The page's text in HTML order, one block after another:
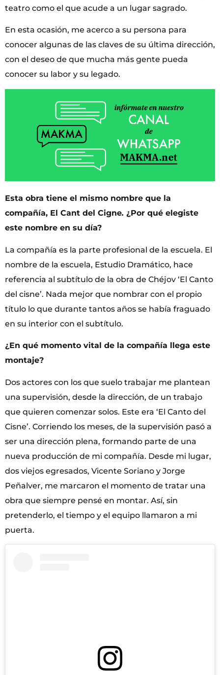
teatro como el que acude a un lugar sagrado.
En esta ocasión, me acerco a su persona para
conocer algunas de las claves de su última dirección,
con el deseo de que mucha más gente pueda
conocer su labor y su legado.
Esta obra tiene el mismo nombre que la
compañía, El Cant del Cigne. ¿Por qué elegiste
este nombre en su día?
La compañía es la parte profesional de la escuela. El
nombre de la escuela, Estudio Dramático, hace
referencia al subtítulo de la obra de Chéjov ‘El Canto
del cisne’. Nada mejor que nombrar con el propio
título lo que durante tantos años se había fraguado
en su interior con el subtítulo.
¿En qué momento vital de la compañía llega este
montaje?
Dos actores con los que suelo trabajar me plantean
una supervisión, desde la dirección, de un trabajo
que quieren comenzar solos. Este era ‘El Canto del
Cisne’. Corriendo los meses, de la supervisión pasó a
ser una dirección plena, formando parte de una
nueva producción de mi compañía. Desde mi lugar,
dos viejos egresados, Vicente Soriano y Jorge
Peñalver, me marcaron el momento de tratar una
obra que siempre pensé en montar. Así, sin
pretenderlo, el tiempo y el equipo llamaron a mi
puerta.